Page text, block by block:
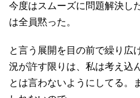
今度はスムーズに問題解決し
は全員黙った。
と言う展開を目の前で繰り広
況が許す限りは、私は考え込
とは言わないようにしてる。